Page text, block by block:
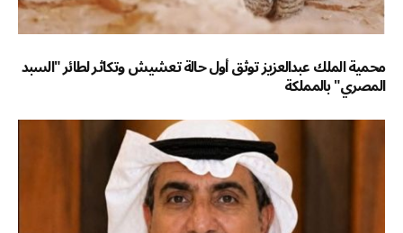
محمية الملك عبدالعزيز توثق أول حالة تعشيش وتكاثر لطائر "السبد
المصري" بالمملكة